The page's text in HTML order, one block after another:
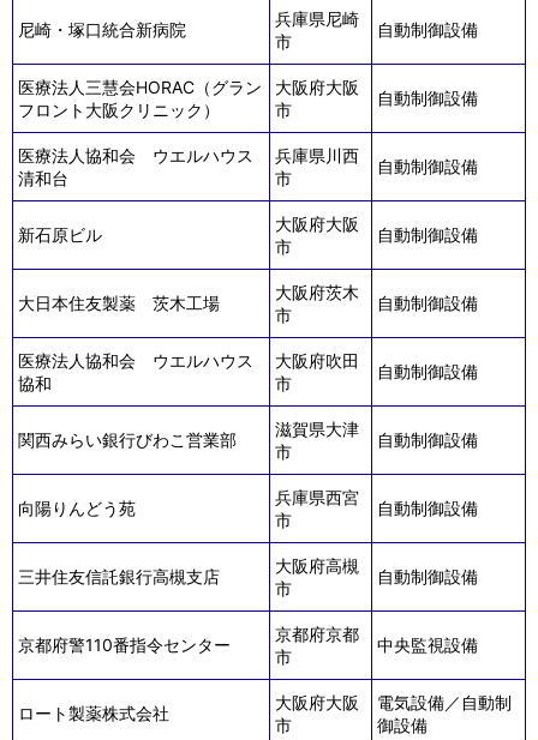
尼崎・塚口統合新病院
兵庫県尼崎
市
自動制御設備
医療法人三慧会HORAC（グラン
フロント大阪クリニック）
大阪府大阪
市
自動制御設備
医療法人協和会 ウエルハウス
清和台
兵庫県川西
市
自動制御設備
新石原ビル
大阪府大阪
市
自動制御設備
大日本住友製薬 茨木工場
大阪府茨木
市
自動制御設備
医療法人協和会 ウエルハウス
協和
大阪府吹田
市
自動制御設備
関西みらい銀行びわこ営業部
滋賀県大津
市
自動制御設備
向陽りんどう苑
兵庫県西宮
市
自動制御設備
三井住友信託銀行高槻支店
大阪府高槻
市
自動制御設備
京都府警110番指令センター
京都府京都
市
中央監視設備
ロート製薬株式会社
大阪府大阪
市
電気設備／自動制
御設備